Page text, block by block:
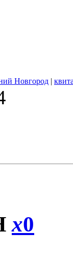
Новгород |
x0